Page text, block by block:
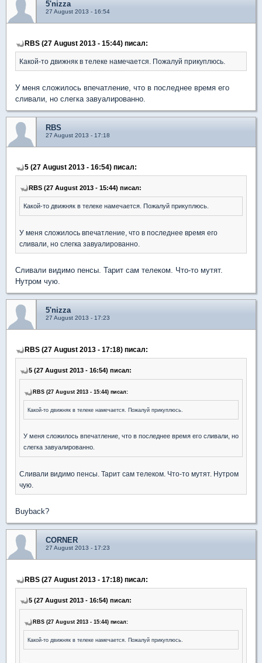
5'nizza
27 August 2013 - 16:54
RBS (27 August 2013 - 15:44) писал:
Какой-то движняк в телеке намечается. Пожалуй прикуплюсь.
У меня сложилось впечатление, что в последнее время его
сливали, но слегка завуалированно.
RBS
27 August 2013 - 17:18
5 (27 August 2013 - 16:54) писал:
RBS (27 August 2013 - 15:44) писал:
Какой-то движняк в телеке намечается. Пожалуй прикуплюсь.
У меня сложилось впечатление, что в последнее время его
сливали, но слегка завуалированно.
Сливали видимо пенсы. Тарит сам телеком. Что-то мутят.
Нутром чую.
5'nizza
27 August 2013 - 17:23
RBS (27 August 2013 - 17:18) писал:
5 (27 August 2013 - 16:54) писал:
RBS (27 August 2013 - 15:44) писал:
Какой-то движняк в телеке намечается. Пожалуй прикуплюсь.
У меня сложилось впечатление, что в последнее время его сливали, но
слегка завуалированно.
Сливали видимо пенсы. Тарит сам телеком. Что-то мутят. Нутром
чую.
Buyback?
CORNER
27 August 2013 - 17:23
RBS (27 August 2013 - 17:18) писал:
5 (27 August 2013 - 16:54) писал:
RBS (27 August 2013 - 15:44) писал:
Какой-то движняк в телеке намечается. Пожалуй прикуплюсь.